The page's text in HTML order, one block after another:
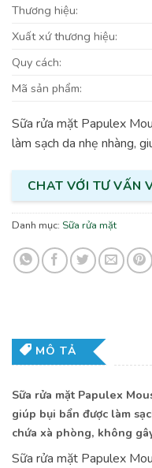
Thương hiệu:
Xuất xứ thương hiệu:
Quy cách:
Mã sản phẩm:
Sữa rửa mặt Papulex
làm sạch da nhẹ nhàng,
CHAT VỚI TƯ VẤN
Danh mục: Sữa rửa mặt
MÔ TẢ
Sữa rửa mặt Papulex
giúp bụi bẩn được làm
chứa xà phòng, không
Sữa rửa mặt Papulex